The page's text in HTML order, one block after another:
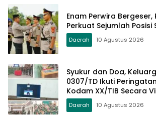
Enam Perwira Bergeser,
Perkuat Sejumlah Posisi
Daerah 10 Agustus 2026
Syukur dan Doa,
0307/TD Ikuti
Kodam XX/TIB Secara
Padang
Daerah 10 Agustus 2026